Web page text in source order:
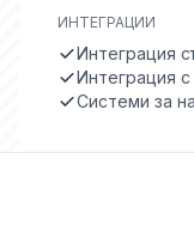
ИНТЕГРАЦИИ
Интеграция
Интеграция с
Системи за